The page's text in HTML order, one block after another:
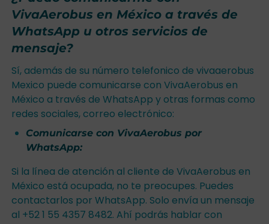
VivaAerobus en México a través de
WhatsApp u otros servicios de
mensaje?
Sí, además de su número telefonico de vivaaerobus
Mexico puede comunicarse con VivaAerobus en
México a través de WhatsApp y otras formas como
redes sociales, correo electrónico:
Comunicarse con VivaAerobus por
WhatsApp:
Si la línea de atención al cliente de VivaAerobus en
México está ocupada, no te preocupes. Puedes
contactarlos por WhatsApp. Solo envía un mensaje
al +52 1 55 4357 8482. Ahí podrás hablar con